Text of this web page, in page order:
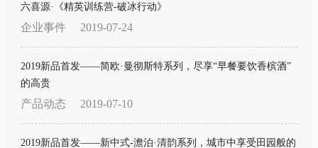
六喜源·《精英训练营-破冰行动》
企业事件 2019-07-24
2019新品首发——简欧·曼彻斯特系列，尽享“早餐要饮香槟酒”
的高贵
产品动态 2019-07-10
2019新品首发——新中式-澹泊·清韵系列，城市中享受田园般的